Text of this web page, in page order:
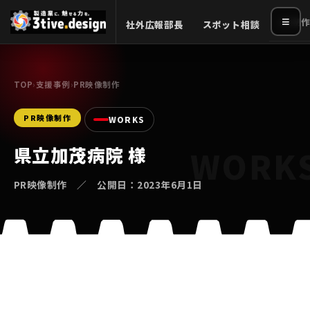
社外広報部長 スポット相談 HP制作
≡
TOP›支援事例›PR映像制作
PR映像制作 WORKS
県立加茂病院 様
PR映像制作 ／ 公開日：2023年6月1日